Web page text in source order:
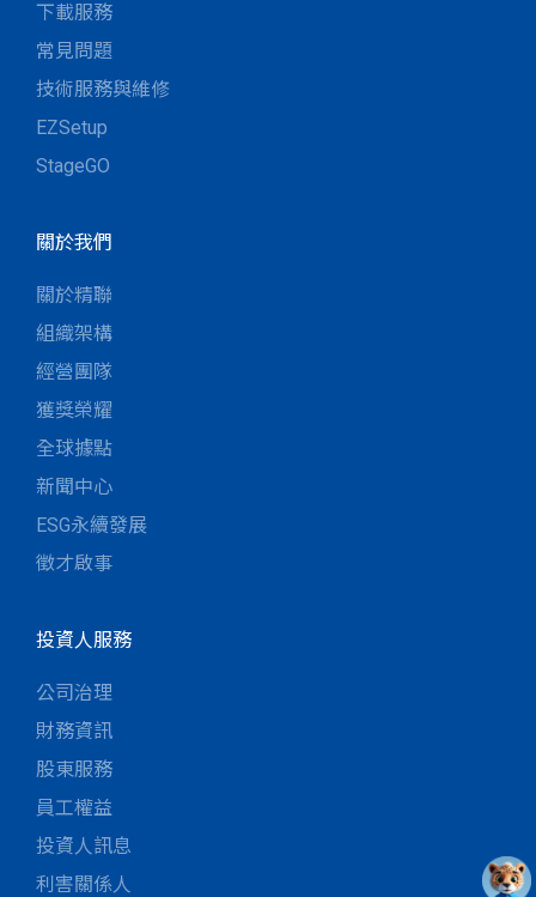
下載服務
常見問題
技術服務與維修
EZSetup
StageGO
關於我們
關於精聯
組織架構
經營團隊
獲獎榮耀
全球據點
新聞中心
ESG永續發展
徵才啟事
投資人服務
公司治理
財務資訊
股東服務
員工權益
投資人訊息
利害關係人